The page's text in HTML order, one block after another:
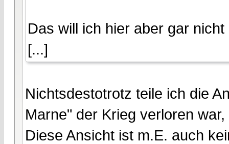
Das will ich hier aber gar
[...]
Nichtsdestotrotz teile ich die
Marne" der Krieg verloren war,
Diese Ansicht ist m.E. auch